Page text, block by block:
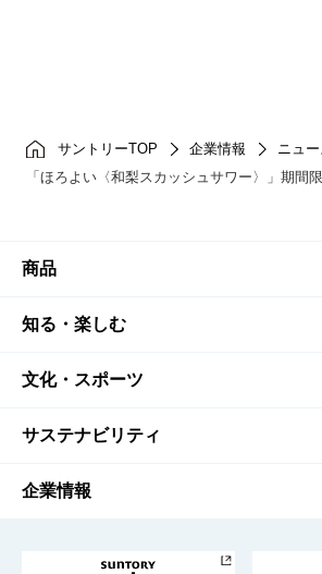
サントリーTOP 企業情報
ニュ
「ほろよい〈和梨スカッシュサワー〉」期間
商品
商品TOP
商品一覧
商品発売情報
栄養成分一覧
知る・楽しむ
知る・楽しむTOP
キャンペーン
工場見学
文化・スポーツ
文化・スポーツTOP
サントリーホール
サステナビリティ
サステナビリティTOP
企業情報